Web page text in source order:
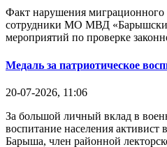
Факт нарушения миграционного
сотрудники МО МВД
мероприятий по проверке
Медаль за патриотическое
20-07-2026, 11:06
За большой личный вклад в
воспитание населения активист
Барыша, член районной